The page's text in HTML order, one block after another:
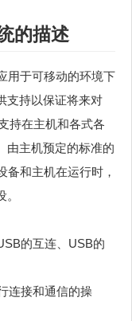
的描述
用于可移动的环境下
支持以保证将来对
持在主机和各式各
由主机预定的标准的
备和主机在运行时，
的互连、USB的
连接和通信的操